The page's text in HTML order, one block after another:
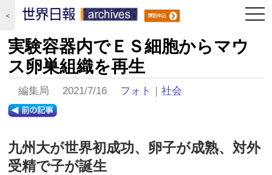
＜
実験容器内でＥＳ細胞からマウ
ス卵巣組織を再生
編集局 2021/7/16 フォト ｜社会
九州大が世界初成功、卵子が成熟、対外
受精で子が誕生